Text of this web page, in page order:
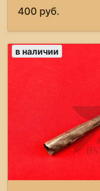
400 руб.
в наличии